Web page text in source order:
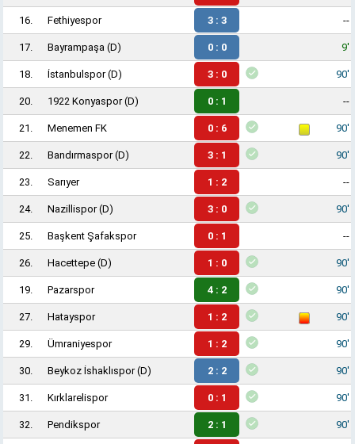
16. Fethiyespor 3 : 3 --
17. Bayrampaşa (D) 0 : 0 9'
18. İstanbulspor(D) 3 : 0 90'
20. 1922 Konyaspor(D) 0 : 1 --
21. Menemen FK 0 : 6 90'
22. Bandırmaspor(D) 3 : 1 90'
23. Sarıyer 1 : 2 --
24. Nazillispor(D) 3 : 0 90'
25. Başkent Şafakspor 0 : 1 --
26. Hacettepe (D) 1 : 0 90'
19. Pazarspor 4 : 2 90'
27. Hatayspor 1 : 2 90'
29. Ümraniyespor 1 : 2 90'
30. Beykoz İshaklıspor(D) 2 : 2 90'
31. Kırklarelispor 0 : 1 90'
32. Pendikspor 2 : 1 90'